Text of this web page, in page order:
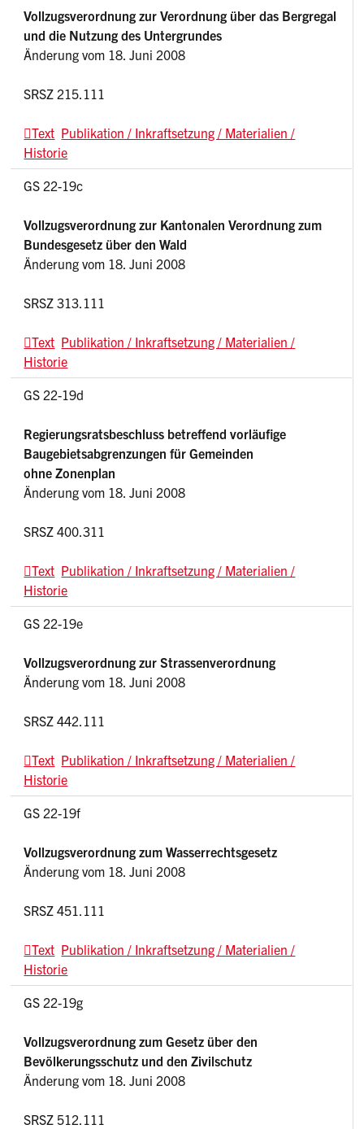
Vollzugsverordnung zur Verordnung über das Bergregal
und die Nutzung des Untergrundes
Änderung vom 18. Juni 2008
SRSZ 215.111
Text Publikation / Inkraftsetzung / Materialien /
Historie
GS 22-19c
Vollzugsverordnung zur Kantonalen Verordnung zum
Bundesgesetz über den Wald
Änderung vom 18. Juni 2008
SRSZ 313.111
Text Publikation / Inkraftsetzung / Materialien /
Historie
GS 22-19d
Regierungsratsbeschluss betreffend vorläufige
Baugebietsabgrenzungen für Gemeinden
ohne Zonenplan
Änderung vom 18. Juni 2008
SRSZ 400.311
Text Publikation / Inkraftsetzung / Materialien /
Historie
GS 22-19e
Vollzugsverordnung zur Strassenverordnung
Änderung vom 18. Juni 2008
SRSZ 442.111
Text Publikation / Inkraftsetzung / Materialien /
Historie
GS 22-19f
Vollzugsverordnung zum Wasserrechtsgesetz
Änderung vom 18. Juni 2008
SRSZ 451.111
Text Publikation / Inkraftsetzung / Materialien /
Historie
GS 22-19g
Vollzugsverordnung zum Gesetz über den
Bevölkerungsschutz und den Zivilschutz
Änderung vom 18. Juni 2008
SRSZ 512.111